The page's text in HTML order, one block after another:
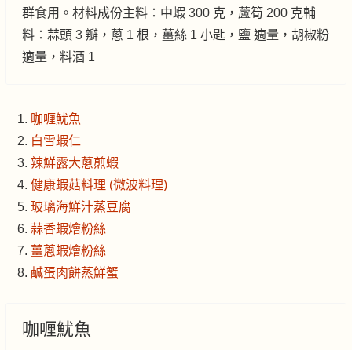
群食用。材料成份主料：中蝦 300 克，蘆筍 200 克輔
料：蒜頭 3 瓣，蔥 1 根，薑絲 1 小匙，鹽 適量，胡椒粉
適量，料酒 1
咖喱魷魚
白雪蝦仁
辣鮮露大蔥煎蝦
健康蝦菇料理 (微波料理)
玻璃海鮮汁蒸豆腐
蒜香蝦燴粉絲
薑蔥蝦燴粉絲
鹹蛋肉餅蒸鮮蟹
咖喱魷魚